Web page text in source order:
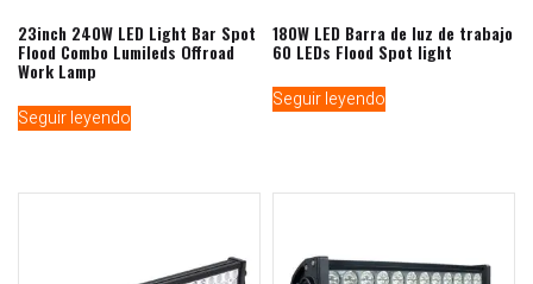
23inch 240W LED Light Bar Spot
Flood Combo Lumileds Offroad
Work Lamp
Seguir leyendo
180W LED Barra de luz de trabajo
60 LEDs Flood Spot light
Seguir leyendo